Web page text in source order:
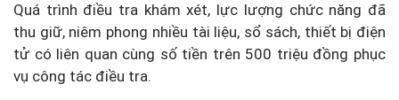
Quá trình điều tra khám xét, lực lượng chức năng đã
thu giữ, niêm phong nhiều tài liệu, sổ sách, thiết bị điện
tử có liên quan cùng số tiền trên 500 triệu đồng phục
vụ công tác điều tra.